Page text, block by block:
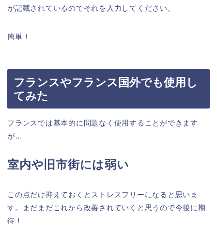
が記載されているのでそれを入力してください。
簡単！
フランスやフランス国外でも使用し
てみた
フランスでは基本的に問題なく使用することができます
が…
室内や旧市街には弱い
この点だけ抑えておくとストレスフリーになると思いま
す。まだまだこれから改善されていくと思うので今後に期
待！